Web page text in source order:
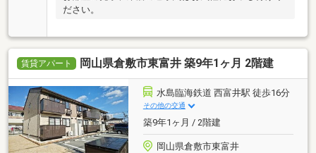
ださい。
賃貸アパート 岡山県倉敷市東富井 築9年1ヶ月 2階建
水島臨海鉄道 西富井駅 徒歩16分
その他の交通
築9年1ヶ月 / 2階建
岡山県倉敷市東富井